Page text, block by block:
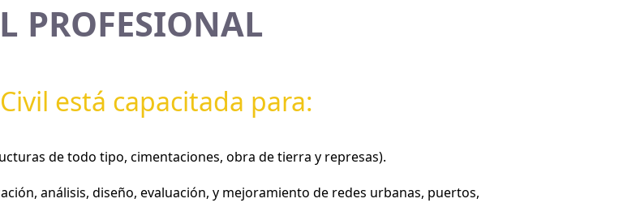
PROFESIONAL
está capacitada para:
de todo tipo, cimentaciones, obra de tierra y represas).
análisis, diseño, evaluación, y mejoramiento de redes urbanas, puertos,